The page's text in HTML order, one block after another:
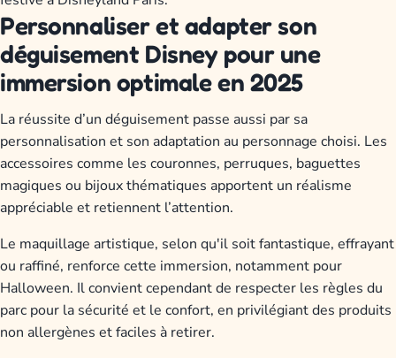
Personnaliser et adapter son
déguisement Disney pour une
immersion optimale en 2025
La réussite d’un déguisement passe aussi par sa
personnalisation et son adaptation au personnage choisi. Les
accessoires comme les couronnes, perruques, baguettes
magiques ou bijoux thématiques apportent un réalisme
appréciable et retiennent l’attention.
Le maquillage artistique, selon qu'il soit fantastique, effrayant
ou raffiné, renforce cette immersion, notamment pour
Halloween. Il convient cependant de respecter les règles du
parc pour la sécurité et le confort, en privilégiant des produits
non allergènes et faciles à retirer.